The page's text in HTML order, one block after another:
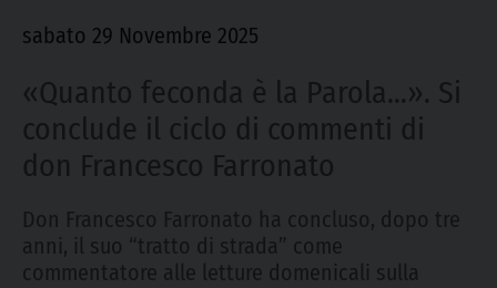
sabato 29 Novembre 2025
«Quanto feconda è la Parola…». Si
conclude il ciclo di commenti di
don Francesco Farronato
Don Francesco Farronato ha concluso, dopo tre
anni, il suo “tratto di strada” come
commentatore alle letture domenicali sulla